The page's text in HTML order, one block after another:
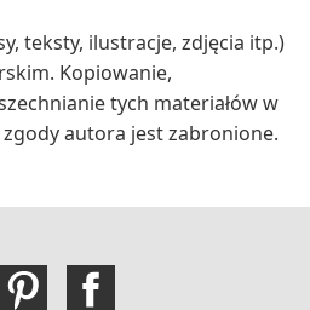
teksty, ilustracje, zdjęcia itp.)
Kopiowanie,
tych materiałów w
zgody autora jest zabronione.